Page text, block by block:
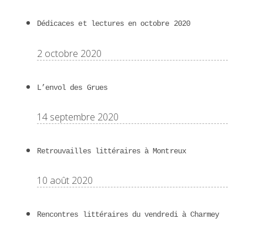
Dédicaces et lectures en octobre 2020
2 octobre 2020
L’envol des Grues
14 septembre 2020
Retrouvailles littéraires à Montreux
10 août 2020
Rencontres littéraires du vendredi à Charmey